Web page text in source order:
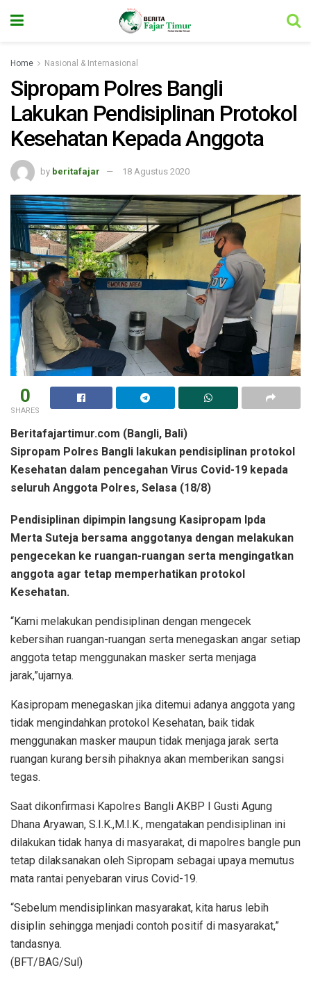
Home Nasional & Internasional
Sipropam Polres Bangli
Lakukan Pendisiplinan Protokol
Kesehatan Kepada Anggota
by beritafajar 18 Agustus 2020
0
SHARES
Beritafajartimur.com (Bangli, Bali)
Sipropam Polres Bangli lakukan pendisiplinan protokol
Kesehatan dalam pencegahan Virus Covid-19 kepada
seluruh Anggota Polres, Selasa (18/8)
Pendisiplinan dipimpin langsung Kasipropam Ipda
Merta Suteja bersama anggotanya dengan melakukan
pengecekan ke ruangan-ruangan serta mengingatkan
anggota agar tetap memperhatikan protokol
Kesehatan.
“Kami melakukan pendisiplinan dengan mengecek
kebersihan ruangan-ruangan serta menegaskan angar setiap
anggota tetap menggunakan masker serta menjaga
jarak,”ujarnya.
Kasipropam menegaskan jika ditemui adanya anggota yang
tidak mengindahkan protokol Kesehatan, baik tidak
menggunakan masker maupun tidak menjaga jarak serta
ruangan kurang bersih pihaknya akan memberikan sangsi
tegas.
Saat dikonfirmasi Kapolres Bangli AKBP I Gusti Agung
Dhana Aryawan, S.I.K.,M.I.K., mengatakan pendisiplinan ini
dilakukan tidak hanya di masyarakat, di mapolres bangle pun
tetap dilaksanakan oleh Sipropam sebagai upaya memutus
mata rantai penyebaran virus Covid-19.
“Sebelum mendisiplinkan masyarakat, kita harus lebih
disiplin sehingga menjadi contoh positif di masyarakat,”
tandasnya.
(BFT/BAG/Sul)